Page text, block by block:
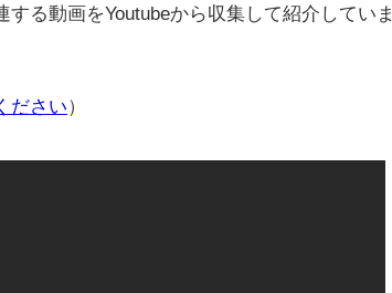
る動画をYoutubeから収集して紹介していま
ださい）